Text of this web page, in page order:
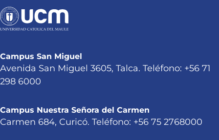
Campus San Miguel
Avenida San Miguel 3605, Talca. Teléfono: +56 71
298 6000
Campus Nuestra Señora del Carmen
Carmen 684, Curicó. Teléfono: +56 75 2768000